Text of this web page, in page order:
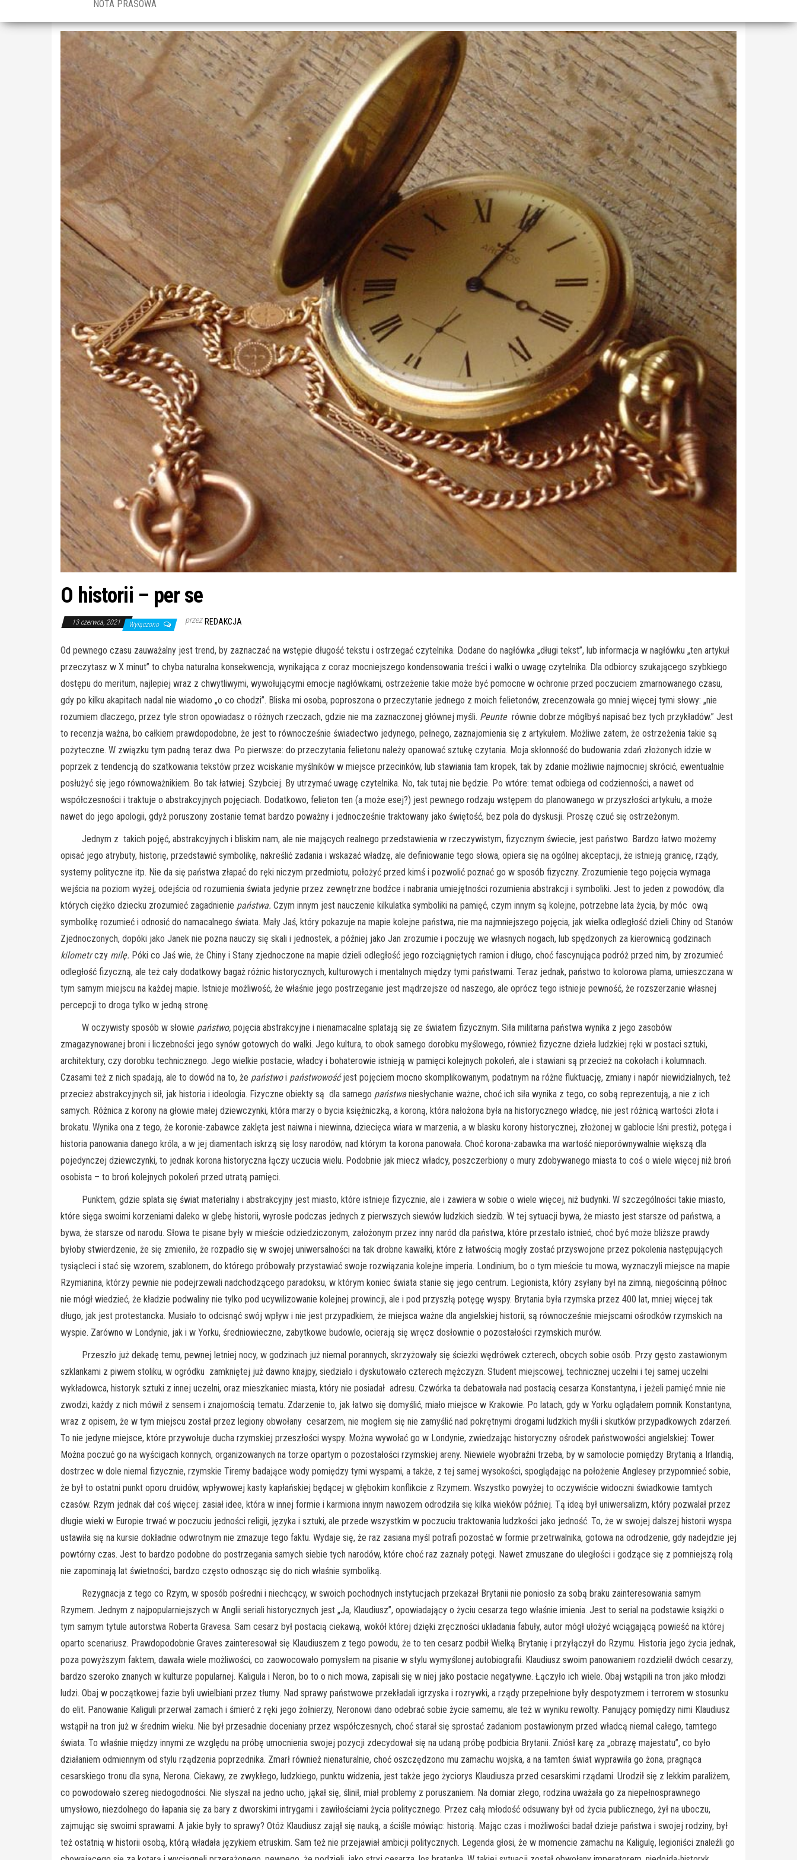
NOTA PRASOWA
O historii – per se
13 czerwca, 2021 Wyłączono przez REDAKCJA
Od pewnego czasu zauważalny jest trend, by zaznaczać na wstępie długość tekstu i ostrzegać czytelnika. Dodane do nagłówka „długi tekst”, lub informacja w nagłówku „ten artykuł
przeczytasz w X minut” to chyba naturalna konsekwencja, wynikająca z coraz mocniejszego kondensowania treści i walki o uwagę czytelnika. Dla odbiorcy szukającego szybkiego
dostępu do meritum, najlepiej wraz z chwytliwymi, wywołującymi emocje nagłówkami, ostrzeżenie takie może być pomocne w ochronie przed poczuciem zmarnowanego czasu,
gdy po kilku akapitach nadal nie wiadomo „o co chodzi”. Bliska mi osoba, poproszona o przeczytanie jednego z moich felietonów, zrecenzowała go mniej więcej tymi słowy: „nie
rozumiem dlaczego, przez tyle stron opowiadasz o różnych rzeczach, gdzie nie ma zaznaczonej głównej myśli. Peunterównie dobrze mógłbyś napisać bez tych przykładów.” Jest
to recenzja ważna, bo całkiem prawdopodobne, że jest to równocześnie świadectwo jedynego, pełnego, zaznajomienia się z artykułem. Możliwe zatem, że ostrzeżenia takie są
pożyteczne. W związku tym padną teraz dwa. Po pierwsze: do przeczytania felietonu należy opanować sztukę czytania. Moja skłonność do budowania zdań złożonych idzie w
poprzek z tendencją do szatkowania tekstów przez wciskanie myślników w miejsce przecinków, lub stawiania tam kropek, tak by zdanie możliwie najmocniej skrócić, ewentualnie
posłużyć się jego równoważnikiem. Bo tak łatwiej. Szybciej. By utrzymać uwagę czytelnika. No, tak tutaj nie będzie. Po wtóre: temat odbiega od codzienności, a nawet od
współczesności i traktuje o abstrakcyjnych pojęciach. Dodatkowo, felieton ten (a może esej?) jest pewnego rodzaju wstępem do planowanego w przyszłości artykułu, a może
nawet do jego apologii, gdyż poruszony zostanie temat bardzo poważny i jednocześnie traktowany jako świętość, bez pola do dyskusji. Proszę czuć się ostrzeżonym.
Jednym z takich pojęć, abstrakcyjnych i bliskim nam, ale nie mających realnego przedstawienia w rzeczywistym, fizycznym świecie, jest państwo. Bardzo łatwo możemy
opisać jego atrybuty, historię, przedstawić symbolikę, nakreślić zadania i wskazać władzę, ale definiowanie tego słowa, opiera się na ogólnej akceptacji, że istnieją granicę, rządy,
systemy polityczne itp. Nie da się państwa złapać do ręki niczym przedmiotu, położyć przed kimś i pozwolić poznać go w sposób fizyczny. Zrozumienie tego pojęcia wymaga
wejścia na poziom wyżej, odejścia od rozumienia świata jedynie przez zewnętrzne bodźce i nabrania umiejętności rozumienia abstrakcji i symboliki. Jest to jeden z powodów, dla
których ciężko dziecku zrozumieć zagadnienie państwa. Czym innym jest nauczenie kilkulatka symboliki na pamięć, czym innym są kolejne, potrzebne lata życia, by móc ową
symbolikę rozumieć i odnosić do namacalnego świata. Mały Jaś, który pokazuje na mapie kolejne państwa, nie ma najmniejszego pojęcia, jak wielka odległość dzieli Chiny od Stanów
Zjednoczonych, dopóki jako Janek nie pozna nauczy się skali i jednostek, a później jako Jan zrozumie i poczuję we własnych nogach, lub spędzonych za kierownicą godzinach
kilometrczy milę. Póki co Jaś wie, że Chiny i Stany zjednoczone na mapie dzieli odległość jego rozciągniętych ramion i długo, choć fascynująca podróż przed nim, by zrozumieć
odległość fizyczną, ale też cały dodatkowy bagaż różnic historycznych, kulturowych i mentalnych między tymi państwami. Teraz jednak, państwo to kolorowa plama, umieszczana w
tym samym miejscu na każdej mapie. Istnieje możliwość, że właśnie jego postrzeganie jest mądrzejsze od naszego, ale oprócz tego istnieje pewność, że rozszerzanie własnej
percepcji to droga tylko w jedną stronę.
W oczywisty sposób w słowie państwo, pojęcia abstrakcyjne i nienamacalne splatają się ze światem fizycznym. Siła militarna państwa wynika z jego zasobów
zmagazynowanej broni i liczebności jego synów gotowych do walki. Jego kultura, to obok samego dorobku myślowego, również fizyczne dzieła ludzkiej ręki w postaci sztuki,
architektury, czy dorobku technicznego. Jego wielkie postacie, władcy i bohaterowie istnieją w pamięci kolejnych pokoleń, ale i stawiani są przecież na cokołach i kolumnach.
Czasami też z nich spadają, ale to dowód na to, że państwoi państwowośćjest pojęciem mocno skomplikowanym, podatnym na różne fluktuację, zmiany i napór niewidzialnych, też
przecież abstrakcyjnych sił, jak historia i ideologia. Fizyczne obiekty są dla samego państwaniesłychanie ważne, choć ich siła wynika z tego, co sobą reprezentują, a nie z ich
samych. Różnica z korony na głowie małej dziewczynki, która marzy o bycia księżniczką, a koroną, która nałożona była na historycznego władcę, nie jest różnicą wartości złota i
brokatu. Wynika ona z tego, że koronie-zabawce zaklęta jest naiwna i niewinna, dziecięca wiara w marzenia, a w blasku korony historycznej, złożonej w gablocie lśni prestiż, potęga i
historia panowania danego króla, a w jej diamentach iskrzą się losy narodów, nad którym ta korona panowała. Choć korona-zabawka ma wartość nieporównywalnie większą dla
pojedynczej dziewczynki, to jednak korona historyczna łączy uczucia wielu. Podobnie jak miecz władcy, poszczerbiony o mury zdobywanego miasta to coś o wiele więcej niż broń
osobista – to broń kolejnych pokoleń przed utratą pamięci.
Punktem, gdzie splata się świat materialny i abstrakcyjny jest miasto, które istnieje fizycznie, ale i zawiera w sobie o wiele więcej, niż budynki. W szczególności takie miasto,
które sięga swoimi korzeniami daleko w glebę historii, wyrosłe podczas jednych z pierwszych siewów ludzkich siedzib. W tej sytuacji bywa, że miasto jest starsze od państwa, a
bywa, że starsze od narodu. Słowa te pisane były w mieście odziedziczonym, założonym przez inny naród dla państwa, które przestało istnieć, choć być może bliższe prawdy
byłoby stwierdzenie, że się zmieniło, że rozpadło się w swojej uniwersalności na tak drobne kawałki, które z łatwością mogły zostać przyswojone przez pokolenia następujących
tysiącleci i stać się wzorem, szablonem, do którego próbowały przystawiać swoje rozwiązania kolejne imperia. Londinium, bo o tym mieście tu mowa, wyznaczyli miejsce na mapie
Rzymianina, którzy pewnie nie podejrzewali nadchodzącego paradoksu, w którym koniec świata stanie się jego centrum. Legionista, który zsyłany był na zimną, niegościnną północ
nie mógł wiedzieć, że kładzie podwaliny nie tylko pod ucywilizowanie kolejnej prowincji, ale i pod przyszłą potęgę wyspy. Brytania była rzymska przez 400 lat, mniej więcej tak
długo, jak jest protestancka. Musiało to odcisnąć swój wpływ i nie jest przypadkiem, że miejsca ważne dla angielskiej historii, są równocześnie miejscami ośrodków rzymskich na
wyspie. Zarówno w Londynie, jak i w Yorku, średniowieczne, zabytkowe budowle, ocierają się wręcz dosłownie o pozostałości rzymskich murów.
Przeszło już dekadę temu, pewnej letniej nocy, w godzinach już niemal porannych, skrzyżowały się ścieżki wędrówek czterech, obcych sobie osób. Przy gęsto zastawionym
szklankami z piwem stoliku, w ogródku zamkniętej już dawno knajpy, siedziało i dyskutowało czterech mężczyzn. Student miejscowej, technicznej uczelni i tej samej uczelni
wykładowca, historyk sztuki z innej uczelni, oraz mieszkaniec miasta, który nie posiadał adresu. Czwórka ta debatowała nad postacią cesarza Konstantyna, i jeżeli pamięć mnie nie
zwodzi, każdy z nich mówił z sensem i znajomością tematu. Zdarzenie to, jak łatwo się domyślić, miało miejsce w Krakowie. Po latach, gdy w Yorku oglądałem pomnik Konstantyna,
wraz z opisem, że w tym miejscu został przez legiony obwołany cesarzem, nie mogłem się nie zamyślić nad pokrętnymi drogami ludzkich myśli i skutków przypadkowych zdarzeń.
To nie jedyne miejsce, które przywołuje ducha rzymskiej przeszłości wyspy. Można wywołać go w Londynie, zwiedzając historyczny ośrodek państwowości angielskiej: Tower.
Można poczuć go na wyścigach konnych, organizowanych na torze opartym o pozostałości rzymskiej areny. Niewiele wyobraźni trzeba, by w samolocie pomiędzy Brytanią a Irlandią,
dostrzec w dole niemal fizycznie, rzymskie Tiremy badające wody pomiędzy tymi wyspami, a także, z tej samej wysokości, spoglądając na położenie Anglesey przypomnieć sobie,
że był to ostatni punkt oporu druidów, wpływowej kasty kapłańskiej będącej w głębokim konflikcie z Rzymem. Wszystko powyżej to oczywiście widoczni świadkowie tamtych
czasów. Rzym jednak dał coś więcej: zasiał idee, która w innej formie i karmiona innym nawozem odrodziła się kilka wieków później. Tą ideą był uniwersalizm, który pozwalał przez
długie wieki w Europie trwać w poczuciu jedności religii, języka i sztuki, ale przede wszystkim w poczuciu traktowania ludzkości jako jedność. To, że w swojej dalszej historii wyspa
ustawiła się na kursie dokładnie odwrotnym nie zmazuje tego faktu. Wydaje się, że raz zasiana myśl potrafi pozostać w formie przetrwalnika, gotowa na odrodzenie, gdy nadejdzie jej
powtórny czas. Jest to bardzo podobne do postrzegania samych siebie tych narodów, które choć raz zaznały potęgi. Nawet zmuszane do uległości i godzące się z pomniejszą rolą
nie zapominają lat świetności, bardzo często odnosząc się do nich właśnie symboliką.
Rezygnacja z tego co Rzym, w sposób pośredni i niechcący, w swoich pochodnych instytucjach przekazał Brytanii nie poniosło za sobą braku zainteresowania samym
Rzymem. Jednym z najpopularniejszych w Anglii seriali historycznych jest „Ja, Klaudiusz”, opowiadający o życiu cesarza tego właśnie imienia. Jest to serial na podstawie książki o
tym samym tytule autorstwa Roberta Gravesa. Sam cesarz był postacią ciekawą, wokół której dzięki zręczności układania fabuły, autor mógł ułożyć wciągającą powieść na której
oparto scenariusz. Prawdopodobnie Graves zainteresował się Klaudiuszem z tego powodu, że to ten cesarz podbił Wielką Brytanię i przyłączył do Rzymu. Historia jego życia jednak,
poza powyższym faktem, dawała wiele możliwości, co zaowocowało pomysłem na pisanie w stylu wymyślonej autobiografii. Klaudiusz swoim panowaniem rozdzielił dwóch cesarzy,
bardzo szeroko znanych w kulturze popularnej. Kaligula i Neron, bo to o nich mowa, zapisali się w niej jako postacie negatywne. Łączyło ich wiele. Obaj wstąpili na tron jako młodzi
ludzi. Obaj w początkowej fazie byli uwielbiani przez tłumy. Nad sprawy państwowe przekładali igrzyska i rozrywki, a rządy przepełnione były despotyzmem i terrorem w stosunku
do elit. Panowanie Kaliguli przerwał zamach i śmierć z ręki jego żołnierzy, Neronowi dano odebrać sobie życie samemu, ale też w wyniku rewolty. Panujący pomiędzy nimi Klaudiusz
wstąpił na tron już w średnim wieku. Nie był przesadnie doceniany przez współczesnych, choć starał się sprostać zadaniom postawionym przed władcą niemal całego, tamtego
świata. To właśnie między innymi ze względu na próbę umocnienia swojej pozycji zdecydował się na udaną próbę podbicia Brytanii. Zniósł karę za „obrazę majestatu”, co było
działaniem odmiennym od stylu rządzenia poprzednika. Zmarł również nienaturalnie, choć oszczędzono mu zamachu wojska, a na tamten świat wyprawiła go żona, pragnąca
cesarskiego tronu dla syna, Nerona. Ciekawy, ze zwykłego, ludzkiego, punktu widzenia, jest także jego życiorys Klaudiusza przed cesarskimi rządami. Urodził się z lekkim paraliżem,
co powodowało szereg niedogodności. Nie słyszał na jedno ucho, jąkał się, ślinił, miał problemy z poruszaniem. Na domiar złego, rodzina uważała go za niepełnosprawnego
umysłowo, niezdolnego do łapania się za bary z dworskimi intrygami i zawiłościami życia politycznego. Przez całą młodość odsuwany był od życia publicznego, żył na uboczu,
zajmując się swoimi sprawami. A jakie były to sprawy? Otóż Klaudiusz zajął się nauką, a ściśle mówiąc: historią. Mając czas i możliwości badał dzieje państwa i swojej rodziny, był
też ostatnią w historii osobą, którą władała językiem etruskim. Sam też nie przejawiał ambicji politycznych. Legenda głosi, że w momencie zamachu na Kaligulę, legioniści znaleźli go